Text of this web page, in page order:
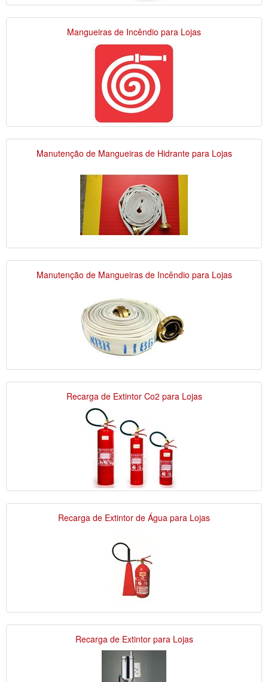
Mangueiras de Incêndio para Lojas
Manutenção de Mangueiras de Hidrante para Lojas
Manutenção de Mangueiras de Incêndio para Lojas
Recarga de Extintor Co2 para Lojas
Recarga de Extintor de Água para Lojas
Recarga de Extintor para Lojas